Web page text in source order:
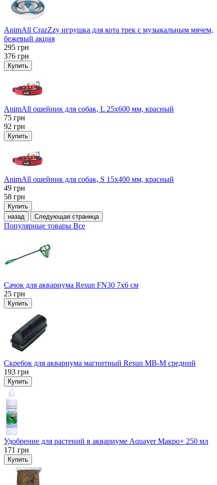
AnimAll CrazZzy игрушка для кота трек с музыкальным мячем,
бежевый акция
295 грн
376 грн
Купить
AnimAll ошейник для собак, L 25x600 мм, красный
75 грн
92 грн
Купить
AnimAll ошейник для собак, S 15х400 мм, красный
49 грн
58 грн
Купить
назад
Следующая страница
Популярные товары Все
Сачок для аквариума Resun FN30 7х6 см
25 грн
Купить
Скребок для аквариума магнитный Resun MB-M средний
193 грн
Купить
Удобрение для растений в аквариуме Aquayer Макро+ 250 мл
171 грн
Купить